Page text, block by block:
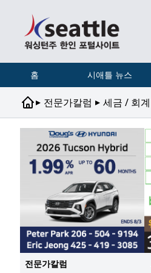
홈 시애틀 뉴스
▸ 전문가칼럼 ▸ 세금 / 회계
전문가칼럼